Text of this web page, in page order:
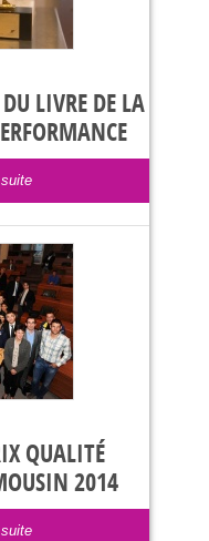
LIVRE DE LA
QUALITÉ
2014